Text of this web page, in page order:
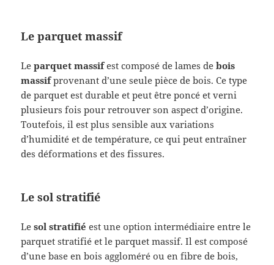
Le parquet massif
Leparquet massifest composé de lames debois
massifprovenant d’une seule pièce de bois. Ce type
de parquet est durable et peut être poncé et verni
plusieurs fois pour retrouver son aspect d’origine.
Toutefois, il est plus sensible aux variations
d’humidité et de température, ce qui peut entraîner
des déformations et des fissures.
Le sol stratifié
Lesol stratifié est une option intermédiaire entre le
parquet stratifié et le parquet massif. Il est composé
d’une base en bois aggloméré ou en fibre de bois,